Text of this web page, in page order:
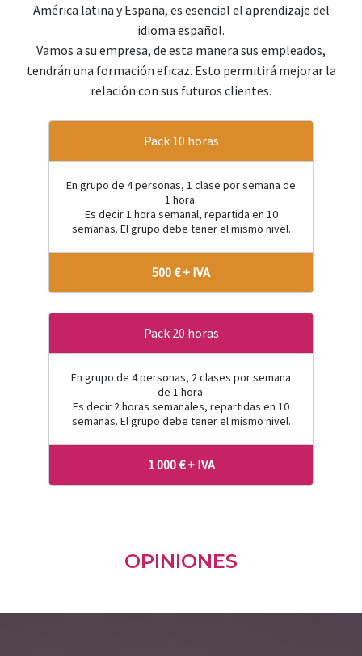
América latina y España, es esencial el aprendizaje del
idioma español.
Vamos a su empresa, de esta manera sus empleados,
tendrán una formación eficaz. Esto permitirá mejorar la
relación con sus futuros clientes.
Pack 10 horas
En grupo de 4 personas, 1 clase por semana de
1 hora.
Es decir 1 hora semanal, repartida en 10
semanas. El grupo debe tener el mismo nivel.
500 € + IVA
Pack 20 horas
En grupo de 4 personas, 2 clases por semana
de 1 hora.
Es decir 2 horas semanales, repartidas en 10
semanas. El grupo debe tener el mismo nivel.
1 000 € + IVA
OPINIONES